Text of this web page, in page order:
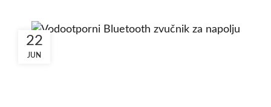
22
JUN